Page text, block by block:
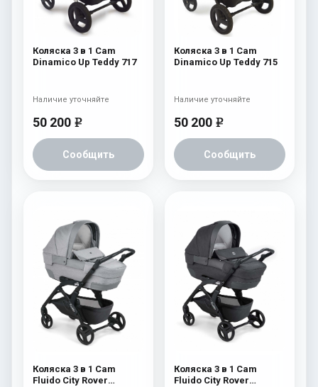
Коляска 3 в 1 Cam
Dinamico Up Teddy 717
50 200 e
Сообщить
Наличие уточняйте
Коляска 3 в 1 Cam
Dinamico Up Teddy 715
50 200 e
Сообщить
Наличие уточняйте
Коляска 3 в 1 Cam
Fluido City Rover
Коляска 3 в 1 Cam
Fluido City Rover